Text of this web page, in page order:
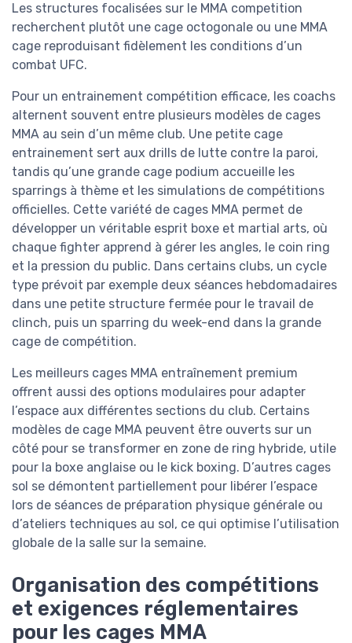
Les structures focalisées sur le MMA competition
recherchent plutôt une cage octogonale ou une MMA
cage reproduisant fidèlement les conditions d’un
combat UFC.
Pour un entrainement compétition efficace, les coachs
alternent souvent entre plusieurs modèles de cages
MMA au sein d’un même club. Une petite cage
entrainement sert aux drills de lutte contre la paroi,
tandis qu’une grande cage podium accueille les
sparrings à thème et les simulations de compétitions
officielles. Cette variété de cages MMA permet de
développer un véritable esprit boxe et martial arts, où
chaque fighter apprend à gérer les angles, le coin ring
et la pression du public. Dans certains clubs, un cycle
type prévoit par exemple deux séances hebdomadaires
dans une petite structure fermée pour le travail de
clinch, puis un sparring du week-end dans la grande
cage de compétition.
Les meilleurs cages MMA entraînement premium
offrent aussi des options modulaires pour adapter
l’espace aux différentes sections du club. Certains
modèles de cage MMA peuvent être ouverts sur un
côté pour se transformer en zone de ring hybride, utile
pour la boxe anglaise ou le kick boxing. D’autres cages
sol se démontent partiellement pour libérer l’espace
lors de séances de préparation physique générale ou
d’ateliers techniques au sol, ce qui optimise l’utilisation
globale de la salle sur la semaine.
Organisation des compétitions
et exigences réglementaires
pour les cages MMA